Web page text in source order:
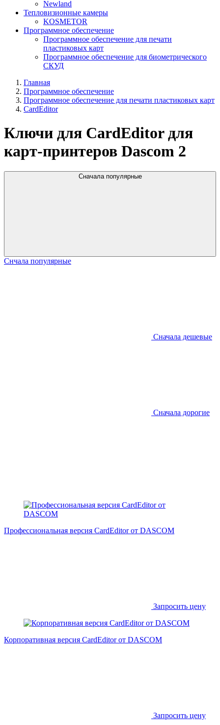
Newland
Тепловизионные камеры
KOSMETOR
Программное обеспечение
Программное обеспечение для печати
пластиковых карт
Программное обеспечение для биометрического
СКУД
Главная
Программное обеспечение
Программное обеспечение для печати пластиковых карт
CardEditor
Ключи для CardEditor для
карт-принтеров Dascom 2
Сначала популярные
Снчала популярные
Сначала дешевые
Сначала дорогие
Профессиональная версия CardEditor от DASCOM
Запросить цену
Корпоративная версия CardEditor от DASCOM
Запросить цену